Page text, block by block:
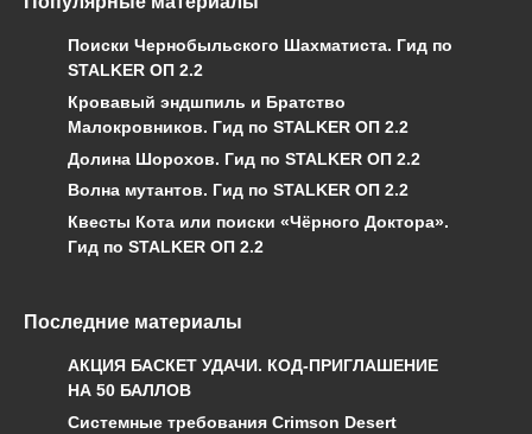
Поиски Чернобыльского Шахматиста. Гид по
STALKER ОП 2.2
Кровавый эндшпиль и Братство
Малокровников. Гид по STALKER ОП 2.2
Долина Шорохов. Гид по STALKER ОП 2.2
Волна мутантов. Гид по STALKER ОП 2.2
Квесты Кота или поиски «Чёрного Доктора».
Гид по STALKER ОП 2.2
Последние материалы
АКЦИЯ БАСКЕТ УДАЧИ. КОД-ПРИГЛАШЕНИЕ
НА 50 БАЛЛОВ
Системные требования Crimson Desert